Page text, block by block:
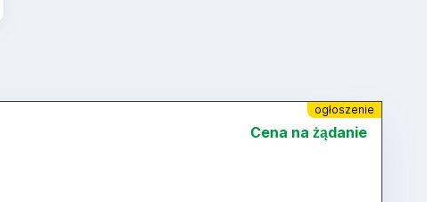
ogłoszenie
Cena na żądanie